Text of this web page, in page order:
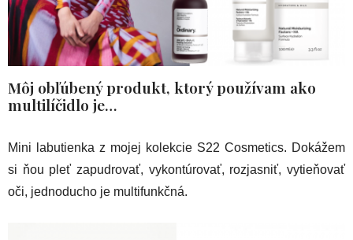
Môj obľúbený produkt, ktorý používam ako
multilíčidlo je…
Mini labutienka z mojej kolekcie S22 Cosmetics. Dokážem
si ňou pleť zapudrovať, vykontúrovať, rozjasniť, vytieňovať
oči, jednoducho je multifunkčná.